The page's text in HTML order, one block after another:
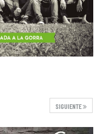
SIGUIENTE